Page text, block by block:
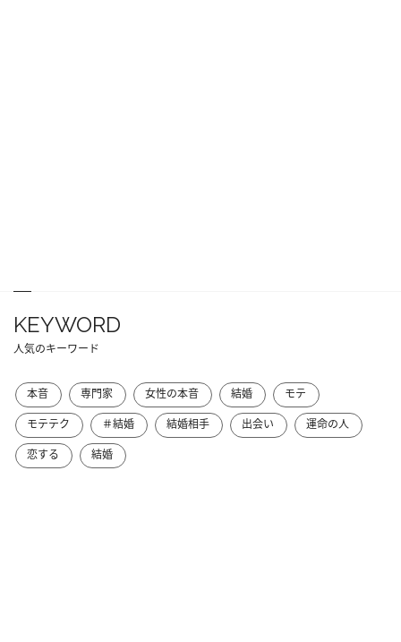
KEYWORD
人気のキーワード
本音 専門家 女性の本音 結婚
モテ
モテテク
＃結婚 結婚相手 出会い
運命の人
恋する
結婚